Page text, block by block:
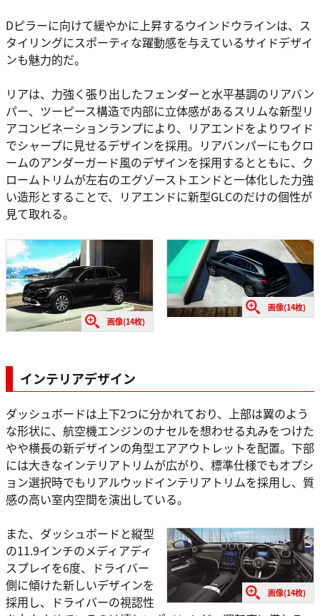
Dピラーに向けて緩やかに上昇するウインドウラインは、ス
タイリングにスポーティな躍動感を与えているサイドデザイ
ンも魅力的だ。
リアは、力強く張り出したフェンダーと水平基調のリアバン
パー、ツーピース構造で内部に立体感があるスリムな新型リ
アコンビネーションランプにより、リアエンドをよりワイド
でシャープに見せるデザインを採用。リアバンパーにもクロ
ームのアンダーガード風のデザインを採用するとともに、ク
ロームトリムが左右のエグゾーストエンドと一体化した力強
い造形とすることで、リアエンドに新型GLCのだけの個性が
見て取れる。
画像(14枚)
画像(14枚)
インテリアデザイン
ダッシュボードは上下2つに分かれており、上部は翼のよう
な形状に、航空機エンジンのナセルを想わせる丸みをつけた
やや横長の新デザインの角型エアアウトレットを配置。下部
には大きなインテリアトリムが広がり、標準仕様でもオプシ
ョン選択時でもリアルウッドインテリアトリムを採用し、質
感の高い室内空間を演出している。
画像(14枚)
また、ダッシュボードと縦型
の11.9インチのメディアディ
スプレイを6度、ドライバー
側に傾けた新しいデザインを
採用し、ドライバーの視認性